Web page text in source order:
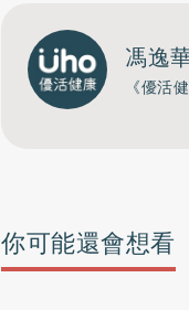
馮逸
《優活
你可能還會想看